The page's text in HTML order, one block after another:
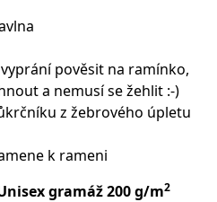
pověsit na ramínko,
a nemusí se žehlit :-)
z žebrového úpletu
k rameni
gramáž 200 g/m2